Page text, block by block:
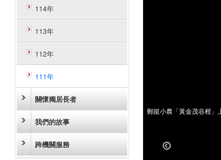
114年
113年
112年
111年
關懷獨居長者
我們的故事
跨機關服務
郵挺小農「黃金茂谷柑」
郵挺小農「黃金茂谷柑」